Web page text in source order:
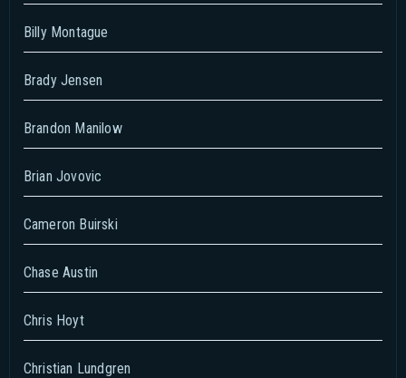
Billy Montague
Brady Jensen
Brandon Manilow
Brian Jovovic
Cameron Buirski
Chase Austin
Chris Hoyt
Christian Lundgren